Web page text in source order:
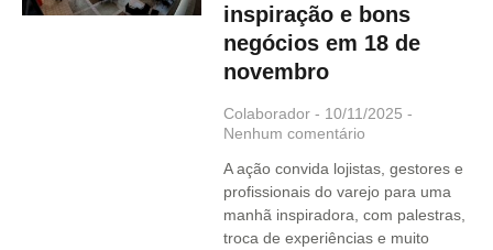
inspiração e bons
negócios em 18 de
novembro
Colaborador
10/11/2025
Nenhum comentário
A ação convida lojistas, gestores e
profissionais do varejo para uma
manhã inspiradora, com palestras,
troca de experiências e muito